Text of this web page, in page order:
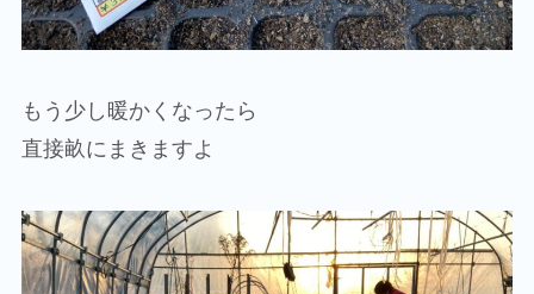
もう少し暖かくなったら
直接畝にまきますよ